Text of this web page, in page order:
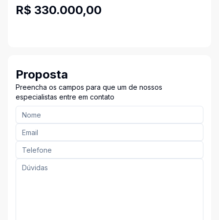
R$ 330.000,00
Proposta
Preencha os campos para que um de nossos
especialistas entre em contato